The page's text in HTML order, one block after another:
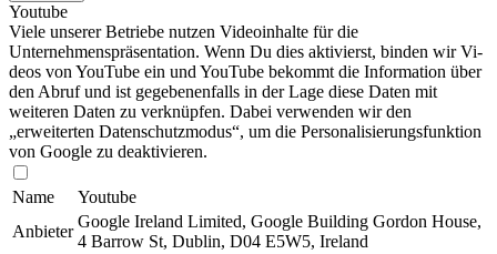
Youtube
Viele unserer Betriebe nutzen Video­in­hal­te für die
Unternehmenspräsentation. Wenn Du dies aktivierst, binden wir Vi­
deos von YouTube ein und YouTube be­kommt die Information über
den Abruf und ist gegebenenfalls in der Lage diese Daten mit
weiteren Daten zu verknüpfen. Dabei verwenden wir den
„erweiterten Datenschutzmodus“, um die Per­so­nal­isie­rungs­funk­tion
von Google zu de­ak­ti­vie­ren.
Name
Youtube
Anbieter
Google Ireland Limited, Google Building Gordon House,
4 Barrow St, Dublin, D04 E5W5, Ireland